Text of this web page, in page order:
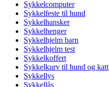
Sykkelcomputer
Sykkelfeste til hund
Sykkelhansker
Sykkelhenger
Sykkelhjelm barn
Sykkelhjelm test
Sykkelkoffert
Sykkelkurv til hund og katt
Sykkellys
Sykkellås